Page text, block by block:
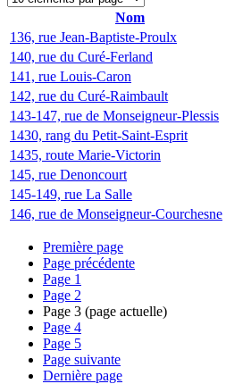
Nom
136, rue Jean-Baptiste-Proulx
140, rue du Curé-Ferland
141, rue Louis-Caron
142, rue du Curé-Raimbault
143-147, rue de Monseigneur-Plessis
1430, rang du Petit-Saint-Esprit
1435, route Marie-Victorin
145, rue Denoncourt
145-149, rue La Salle
146, rue de Monseigneur-Courchesne
Première page
Page précédente
Page 1
Page 2
Page 3 (page actuelle)
Page 4
Page 5
Page suivante
Dernière page